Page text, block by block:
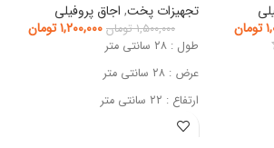
تومان
تجهیزات پخت, اجاق پروفیلی
۱,۵۰۰,۰۰۰ تومان ۱,۲۰۰,۰۰۰تومان
طول : ۲۸ سانتی متر
عرض : ۲۸ سانتی متر
ارتفاع : ۲۲ سانتی متر